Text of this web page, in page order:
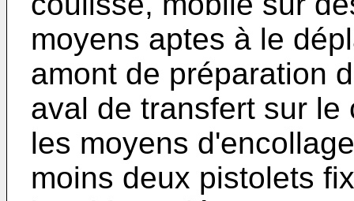
moyens aptes à le
amont de préparation
aval de transfert sur
les moyens
moins deux pistolets